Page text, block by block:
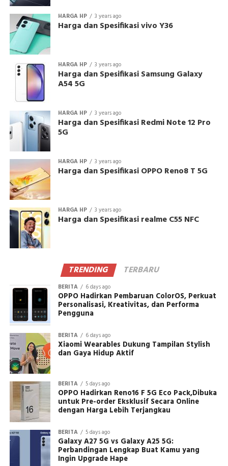
HARGA HP 3 years ago
Harga dan Spesifikasi vivo Y36
HARGA HP 3 years ago
Harga dan Spesifikasi Samsung Galaxy
A54 5G
HARGA HP 3 years ago
Harga dan Spesifikasi Redmi Note 12 Pro
5G
HARGA HP 3 years ago
Harga dan Spesifikasi OPPO Reno8 T 5G
HARGA HP 3 years ago
Harga dan Spesifikasi realme C55 NFC
TRENDING TERBARU
BERITA 6 days ago
OPPO Hadirkan Pembaruan ColorOS, Perkuat
Personalisasi, Kreativitas, dan Performa
Pengguna
BERITA 6 days ago
Xiaomi Wearables Dukung Tampilan Stylish
dan Gaya Hidup Aktif
BERITA 5 days ago
OPPO Hadirkan Reno16 F 5G Eco Pack,Dibuka
untuk Pre-order Eksklusif Secara Online
dengan Harga Lebih Terjangkau
BERITA 5 days ago
Galaxy A27 5G vs Galaxy A25 5G:
Perbandingan Lengkap Buat Kamu yang
Ingin Upgrade Hape